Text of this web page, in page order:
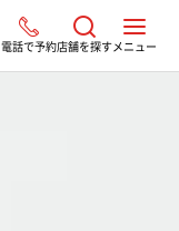
電話で予約店舗を探すメニュー